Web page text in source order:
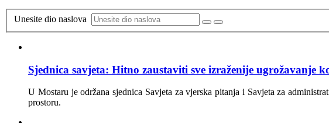
Unesite dio naslova
Sjednica savjeta: Hitno zaustaviti sve izraženije ugrožavanje
U Mostaru je održana sjednica Savjeta za vjerska pitanja i Savjeta za
prostoru.